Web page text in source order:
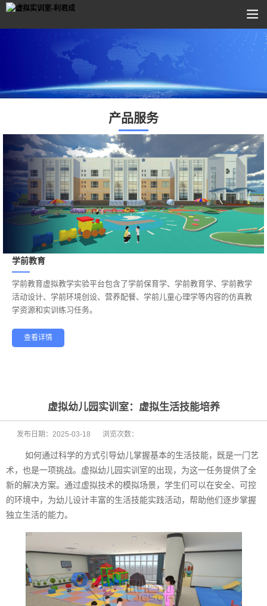
产品服务
学前教育
——
学前教育虚拟教学实验平台包含了学前保育学、学前教育学、学前教学
活动设计、学前环境创设、营养配餐、学前儿童心理学等内容的仿真教
学资源和实训练习任务。
查看详情
健康养老
虚拟幼儿园实训室：虚拟生活技能培养
发布日期： 2025-03-18 浏览次数：
如何通过科学的方式引导幼儿掌握基本的生活技能，既是一门艺
术，也是一项挑战。虚拟幼儿园实训室的出现，为这一任务提供了全
新的解决方案。通过虚拟技术的模拟场景，学生们可以在安全、可控
的环境中，为幼儿设计丰富的生活技能实践活动，帮助他们逐步掌握
独立生活的能力。